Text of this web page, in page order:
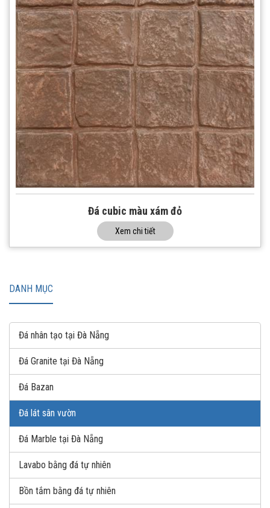
Đá cubic màu xám đỏ
Xem chi tiết
DANH MỤC
Đá nhân tạo tại Đà Nẵng
Đá Granite tại Đà Nẵng
Đá Bazan
Đá lát sân vườn
Đá Marble tại Đà Nẵng
Lavabo bằng đá tự nhiên
Bồn tắm bằng đá tự nhiên